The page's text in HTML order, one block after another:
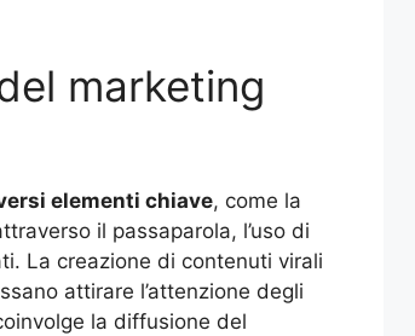
marketing
elementi chiave, come la
il passaparola, l’uso di
La creazione di contenuti virali
attirare l’attenzione degli
la diffusione del